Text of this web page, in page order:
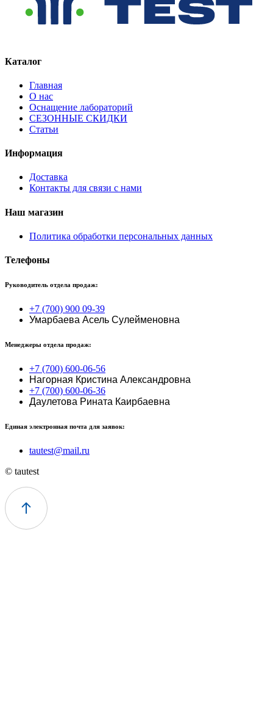
Каталог
Главная
О нас
Оснащение лабораторий
СЕЗОННЫЕ СКИДКИ
Статьи
Информация
Доставка
Контакты для связи с нами
Наш магазин
Политика обработки персональных данных
Телефоны
Руководитель отдела продаж:
+7 (700) 900 09-39
Умарбаева Асель Сулейменовна
Менеджеры отдела продаж:
+7 (700) 600-06-56
Нагорная Кристина Александровна
+7 (700) 600-06-36
Даулетова Рината Каирбаевна
Единая электронная почта для заявок:
tautest@mail.ru
© tautest